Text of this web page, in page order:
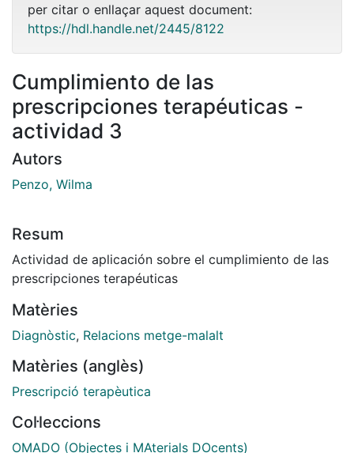
per citar o enllaçar aquest document:
https://hdl.handle.net/2445/8122
Cumplimiento de las
prescripciones terapéuticas -
actividad 3
Autors
Penzo, Wilma
Resum
Actividad de aplicación sobre el cumplimiento de las
prescripciones terapéuticas
Matèries
Diagnòstic, Relacions metge-malalt
Matèries (anglès)
Prescripció terapèutica
Col·leccions
OMADO (Objectes i MAterials DOcents)